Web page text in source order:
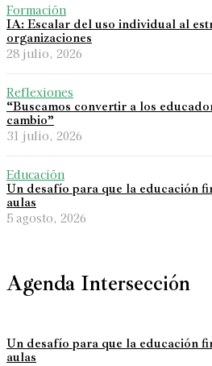
Formación
IA: Escalar del uso individual al
organizaciones
28 julio, 2026
Reflexiones
“Buscamos convertir a los
cambio”
31 julio, 2026
Educación
Un desafío para que la educación
aulas
5 agosto, 2026
Agenda Intersección
Un desafío para que la educación
aulas